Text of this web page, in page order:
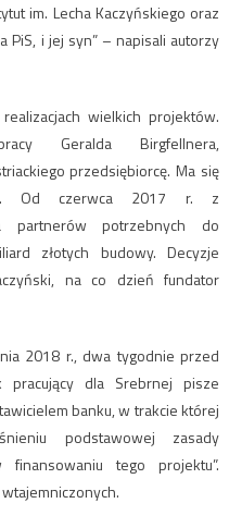
im. Lecha Kaczyńskiego oraz
PiS, i jej syn” – napisali autorzy
wielkich projektów.
Geralda Birgfellnera,
przedsiębiorcę. Ma się
Od czerwca 2017 r. z
partnerów potrzebnych do
złotych budowy. Decyzje
na co dzień fundator
2018 r., dwa tygodnie przed
pracujący dla Srebrnej pisze
banku, w trakcie której
podstawowej zasady
tego projektu”.